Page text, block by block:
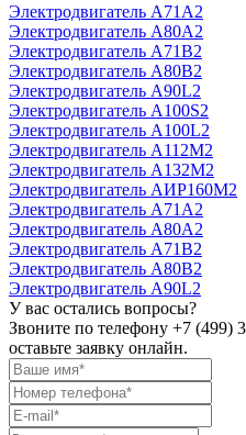
Электродвигатель А71А2
Электродвигатель А80А2
Электродвигатель А71В2
Электродвигатель А80В2
Электродвигатель А90L2
Электродвигатель А100S2
Электродвигатель А100L2
Электродвигатель А112М2
Электродвигатель А132М2
Электродвигатель АИР160М2
Электродвигатель А71А2
Электродвигатель А80А2
Электродвигатель А71В2
Электродвигатель А80В2
Электродвигатель А90L2
У вас остались вопросы?
Звоните по телефону +7 (499)
оставьте заявку онлайн.